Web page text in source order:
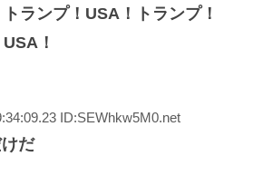
ランプ！USA！トランプ！
！
ID:SEWhkw5M0.net
だ